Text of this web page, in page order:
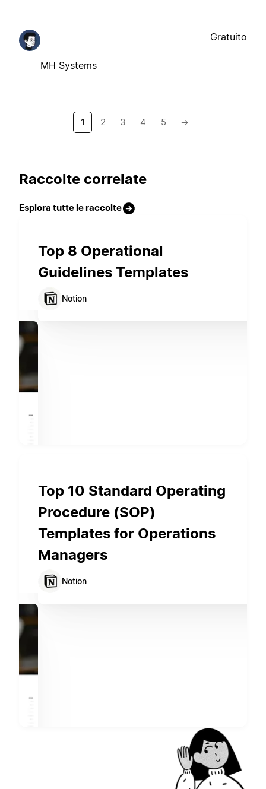
MH Systems
Gratuito
1 2 3 4 5 →
Raccolte correlate
Esplora tutte le raccolte
Top 8 Operational
Guidelines Templates
Notion
Top 10 Standard Operating
Procedure (SOP)
Templates for Operations
Managers
Notion